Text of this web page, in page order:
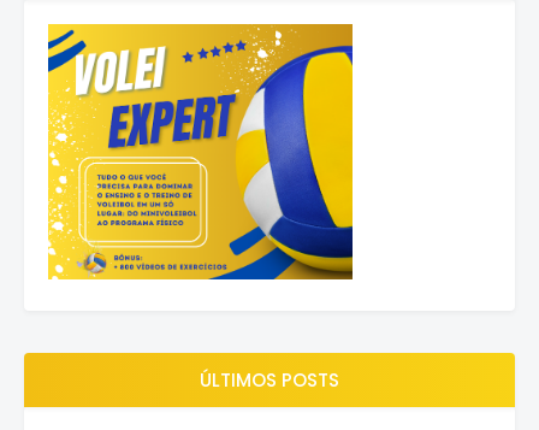
ÚLTIMOS POSTS